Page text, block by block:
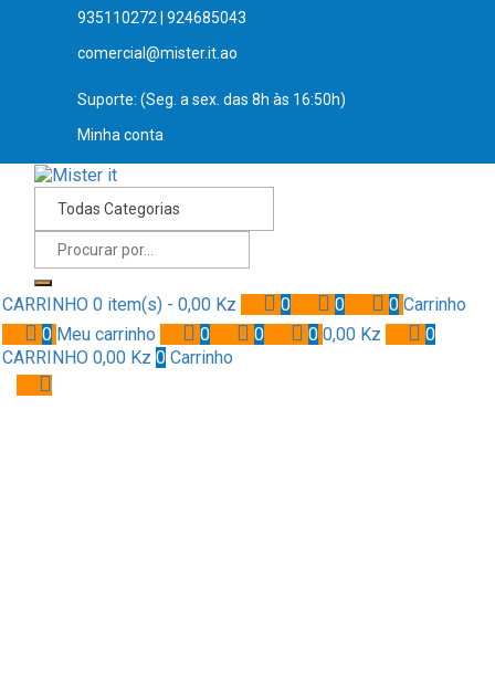
935110272 | 924685043
comercial@mister.it.ao
Suporte: (Seg. a sex. das 8h às 16:50h)
Minha conta
CARRINHO 0 item(s) - 0,00 Kz 0 0 0 Carrinho
0 Meu carrinho 0 0 0 0,00 Kz
0
CARRINHO 0,00 Kz 0 Carrinho